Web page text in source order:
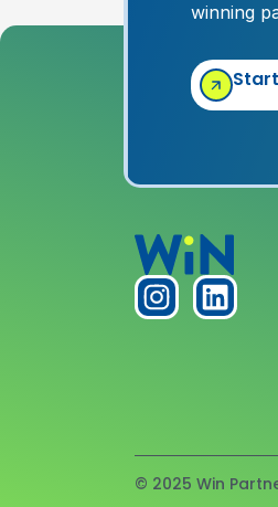
winning
© 2025 Win